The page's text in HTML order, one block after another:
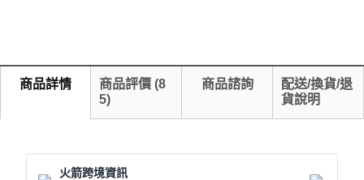
商品詳情 商品評價 (8
5)
商品諮詢
配送/換貨/退
貨說明
火箭跨境資訊